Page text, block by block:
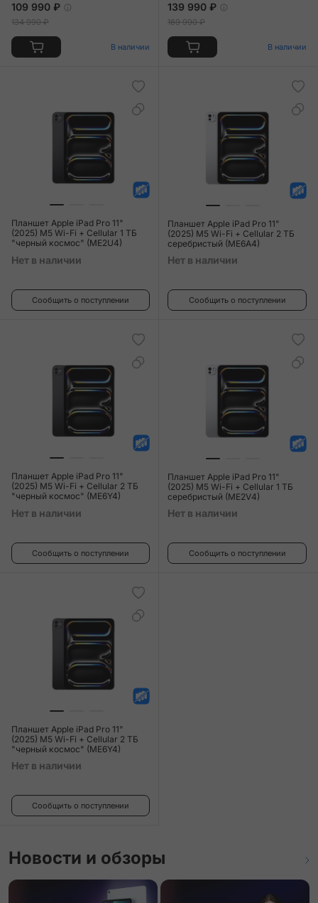
109 990 ₽
134 990 ₽
В наличии
139 990 ₽
169 990 ₽
В наличии
Планшет Apple iPad Pro 11"
(2025) M5 Wi-Fi + Cellular 1 ТБ
"черный космос" (ME2U4)
Нет в наличии
Сообщить о поступлении
Планшет Apple iPad Pro 11"
(2025) M5 Wi-Fi + Cellular 2 ТБ
серебристый (ME6A4)
Нет в наличии
Сообщить о поступлении
Планшет Apple iPad Pro 11"
(2025) M5 Wi-Fi + Cellular 2 ТБ
"черный космос" (ME6Y4)
Нет в наличии
Сообщить о поступлении
Планшет Apple iPad Pro 11"
(2025) M5 Wi-Fi + Cellular 1 ТБ
серебристый (ME2V4)
Нет в наличии
Сообщить о поступлении
Планшет Apple iPad Pro 11"
(2025) M5 Wi-Fi + Cellular 2 ТБ
"черный космос" (ME6Y4)
Нет в наличии
Сообщить о поступлении
Новости и обзоры